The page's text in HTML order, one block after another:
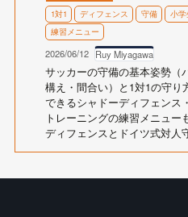
1対1 ディフェンス 守備 小学
練習メニュー
2026/06/12 Ruy Miyagawa
サッカーの守備の基本姿勢（
構え・間合い）と1対1の守り
できるシャドーディフェンス
トレーニングの練習メニュー
ディフェンスとドイツ式対人